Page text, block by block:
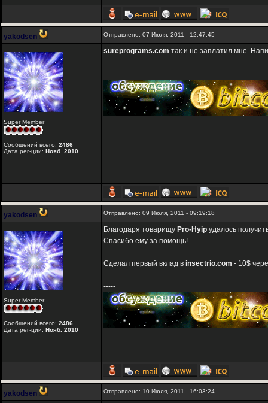
yakodsen Отправлено: 07 Июля, 2011 - 12:47:45
Super Member
Сообщений всего: 2486
Дата рег-ции: Нояб. 2010
sureprograms.com так и не заплатил мне.
-----
yakodsen Отправлено: 09 Июля, 2011 - 09:19:18
Super Member
Сообщений всего: 2486
Дата рег-ции: Нояб. 2010
Благодаря товарищу Pro-Hyip удалось
Спасибо ему за помощь!
Сделал первый вклад в insectrio.com - 10$
-----
yakodsen Отправлено: 10 Июля, 2011 - 16:03:24